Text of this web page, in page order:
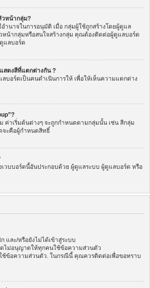
วหน้ากลุ่ม?
นาจในการอนุมัติ เมื่อ กลุ่มผู้ใช้ถูกสร้างโดยผู้ดูแล
หน้ากลุ่มหรือสนใจสร้างกลุ่ม คุณต้องติดต่อผู้ดูแลบอร์ด
แลบอร์ด
สดงสีที่แตกต่างกัน ?
บอร์ดเป็นคนดำเนินการให้ เพื่อให้เห็นความแตกต่าง
าเริ่มต้นต่างๆ จะถูกกำหนดตามกลุ่มนั้น เช่น สีกลุ่ม
จะคือผู้กำหนดสิทธิ์
วบบอร์ดนี้อันประกอบด้วย ผู้ดูแลระบบ ผู้ดูแลบอร์ด หรือ
และ/หรือยังไม่ได้เข้าสู่ระบบ
ดไม่อนุญาตให้ทุกคนใช้ข้อความส่วนตัว
ข้อความส่วนตัว. ในกรณีนี้ คุณควรติดต่อเพื่อขอทราบ